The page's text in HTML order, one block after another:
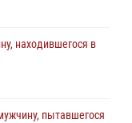
находившегося в
пытавшегося